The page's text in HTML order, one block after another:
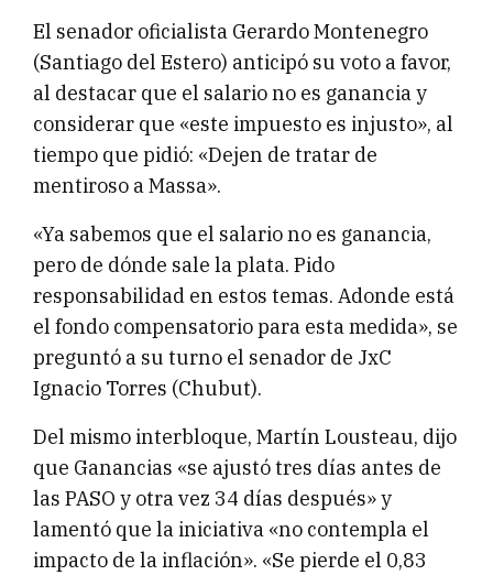
El senador oficialista Gerardo Montenegro
(Santiago del Estero) anticipó su voto a favor,
al destacar que el salario no es ganancia y
considerar que «este impuesto es injusto», al
tiempo que pidió: «Dejen de tratar de
mentiroso a Massa».
«Ya sabemos que el salario no es ganancia,
pero de dónde sale la plata. Pido
responsabilidad en estos temas. Adonde está
el fondo compensatorio para esta medida», se
preguntó a su turno el senador de JxC
Ignacio Torres (Chubut).
Del mismo interbloque, Martín Lousteau, dijo
que Ganancias «se ajustó tres días antes de
las PASO y otra vez 34 días después» y
lamentó que la iniciativa «no contempla el
impacto de la inflación». «Se pierde el 0,83